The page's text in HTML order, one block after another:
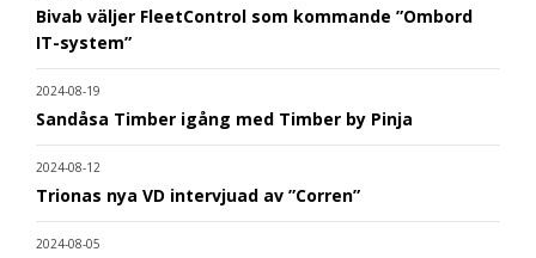
Bivab väljer FleetControl som kommande ”Ombord
IT-system”
2024-08-19
Sandåsa Timber igång med Timber by Pinja
2024-08-12
Trionas nya VD intervjuad av ”Corren”
2024-08-05